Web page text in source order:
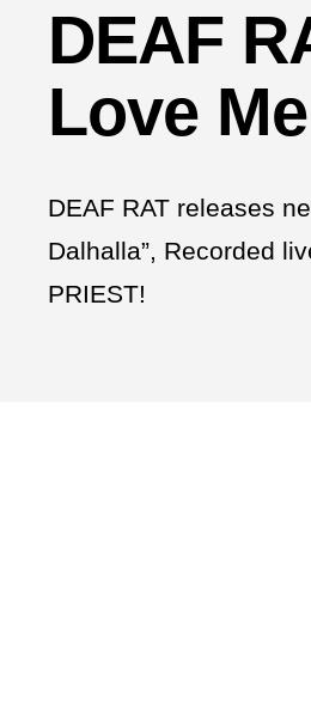
DEAF
Love Me
DEAF RAT releases
Dalhalla”, Recorded
PRIEST!